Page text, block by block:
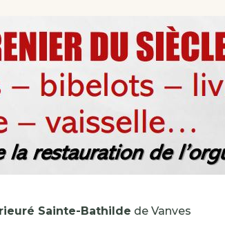
Sainte-Bathilde de Vanves